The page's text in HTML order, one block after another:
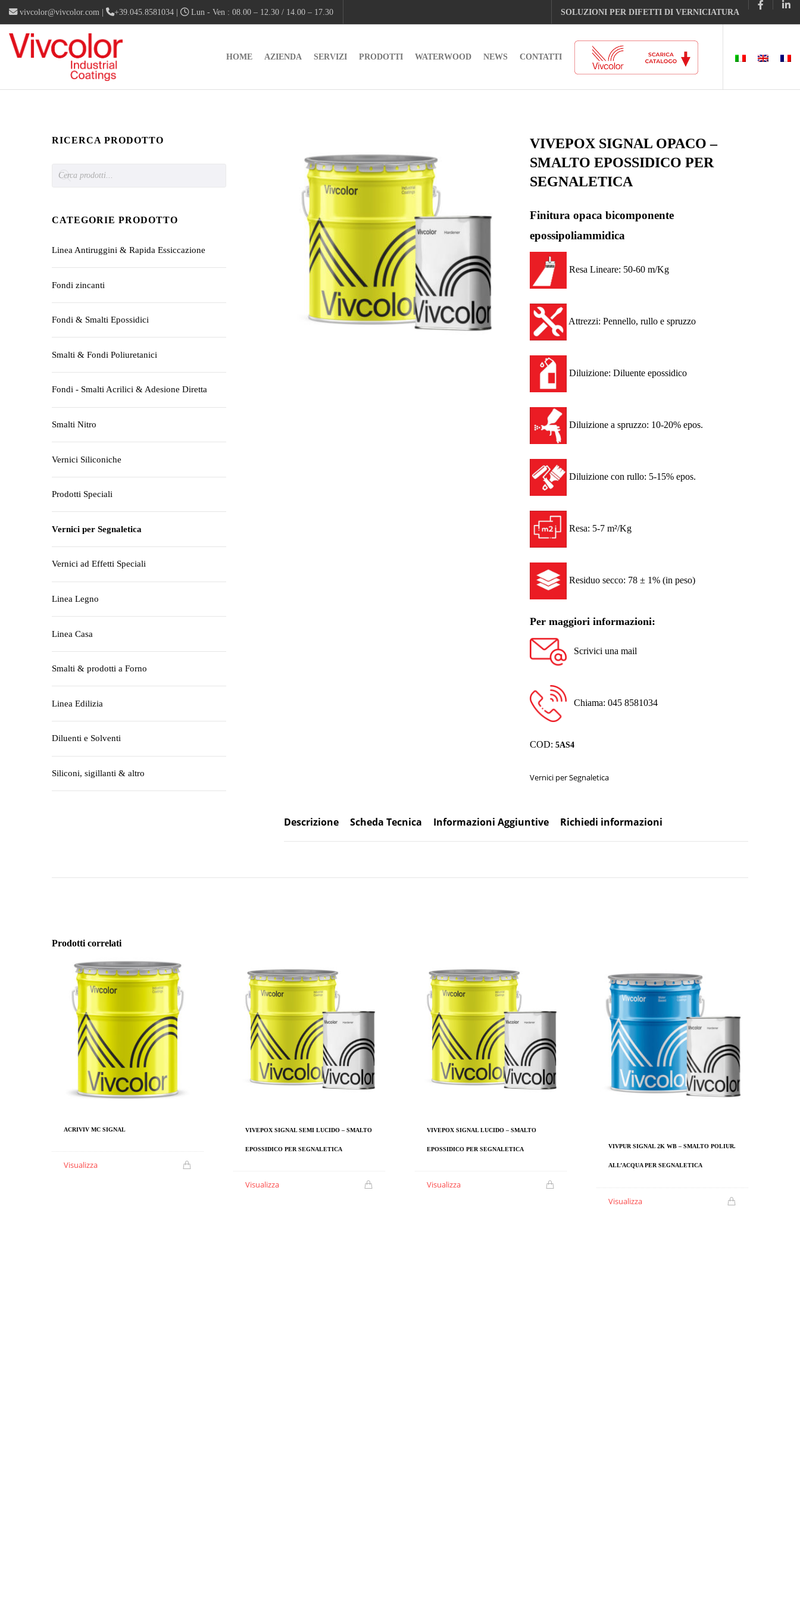
vivcolor@vivcolor.com | +39.045.8581034 | Lun - Ven : 08.00 – 12.30 / 14.00 – 17.30 SOLUZIONI PER DIFETTI DI VERNICIATURA
HOME AZIENDA SERVIZI PRODOTTI WATERWOOD NEWS CONTATTI
VIVEPOX SIGNAL OPACO –
SMALTO EPOSSIDICO PER
SEGNALETICA
Finitura opaca bicomponente
epossipoliammidica
Resa Lineare: 50-60 m/Kg
Attrezzi: Pennello, rullo e spruzzo
Diluizione: Diluente epossidico
Diluizione a spruzzo: 10-20% epos.
Diluizione con rullo: 5-15% epos.
Resa: 5-7 m²/Kg
Residuo secco: 78 ± 1% (in peso)
Per maggiori informazioni:
Scrivici una mail
Chiama: 045 8581034
COD:5AS4
Vernici per Segnaletica
Descrizione Scheda Tecnica Informazioni Aggiuntive Richiedi informazioni
RICERCA PRODOTTO
search
CATEGORIE PRODOTTO
Linea Antiruggini & Rapida Essiccazione
Fondi zincanti
Fondi & Smalti Epossidici
Smalti & Fondi Poliuretanici
Fondi - Smalti Acrilici & Adesione Diretta
Smalti Nitro
Vernici Siliconiche
Prodotti Speciali
Vernici per Segnaletica
Vernici ad Effetti Speciali
Linea Legno
Linea Casa
Smalti & prodotti a Forno
Linea Edilizia
Diluenti e Solventi
Siliconi, sigillanti & altro
Prodotti correlati
ACRIVIV MC SIGNAL
Visualizza
VIVEPOX SIGNAL SEMI LUCIDO – SMALTO
EPOSSIDICO PER SEGNALETICA
Visualizza
VIVEPOX SIGNAL LUCIDO – SMALTO
EPOSSIDICO PER SEGNALETICA
Visualizza
VIVPUR SIGNAL 2K WB – SMALTO POLIUR.
ALL’ACQUA PER SEGNALETICA
Visualizza